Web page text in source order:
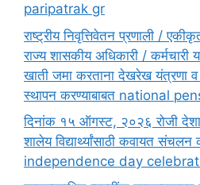
paripatrak gr
राष्ट्रीय निवृत्तिवेतन प्रणाली /
राज्य शासकीय अधिकारी /
खाती जमा करताना देखरेख यंत्रणा व
स्थापन करण्याबाबत national
दिनांक १५ ऑगस्ट, २०२६ रोजी
शालेय विद्यार्थ्यांसाठी कवायत संचलन
independence day